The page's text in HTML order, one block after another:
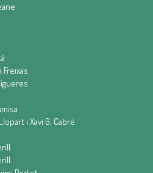
Freixas
i Xavi G. Cabré